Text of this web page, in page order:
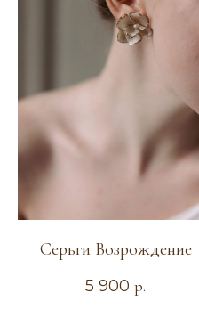
Серьги Возрождение
5 900 р.